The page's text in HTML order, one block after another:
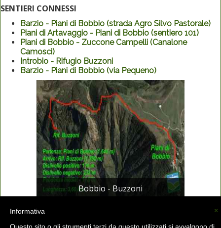
SENTIERI CONNESSI
Barzio - Piani di Bobbio (strada Agro Silvo Pastorale)
Piani di Artavaggio - Piani di Bobbio (sentiero 101)
Piani di Bobbio - Zuccone Campelli (Canalone
Camosci)
Introbio - Rifugio Buzzoni
Barzio - Piani di Bobbio (via Pequeno)
Bobbio - Buzzoni
×
Informativa